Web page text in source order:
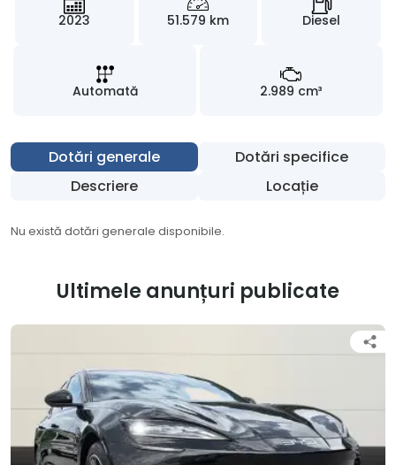
2023 51.579 km Diesel
Automată 2.989 cm³
Dotări generale
Dotări specifice
Descriere
Locație
Nu există dotări generale disponibile.
Ultimele anunțuri publicate